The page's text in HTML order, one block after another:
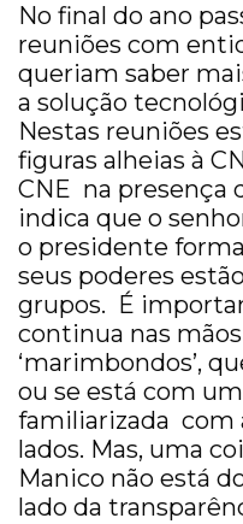
No final do ano
reuniões com
queriam saber
a solução
Nestas reuniões
figuras alheias à
CNE na presença
indica que o
o presidente
seus poderes
grupos. É
continua nas
‘marimbondos’,
ou se está com
familiarizada com
lados. Mas, uma
Manico não está
lado da